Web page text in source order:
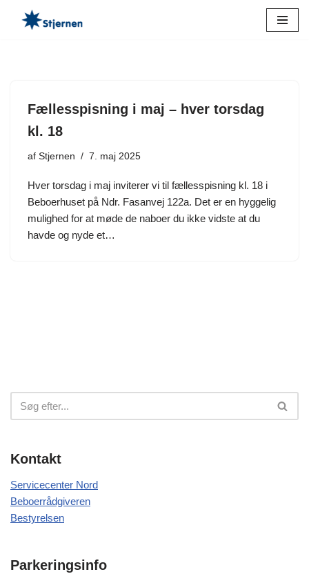
Fællesspisning i maj – hver torsdag
kl. 18
af Stjernen 7. maj 2025
Hver torsdag i maj inviterer vi til fællesspisning kl. 18 i
Beboerhuset på Ndr. Fasanvej 122a. Det er en hyggelig
mulighed for at møde de naboer du ikke vidste at du
havde og nyde et…
Kontakt
Servicecenter Nord
Beboerrådgiveren
Bestyrelsen
Parkeringsinfo